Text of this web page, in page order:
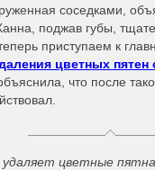
соседками,
поджав губы,
приступаем к
цветных пятен
что после
цветные